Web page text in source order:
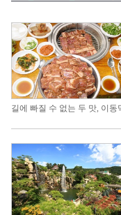
길에 빠질 수 없는 두 맛, 이